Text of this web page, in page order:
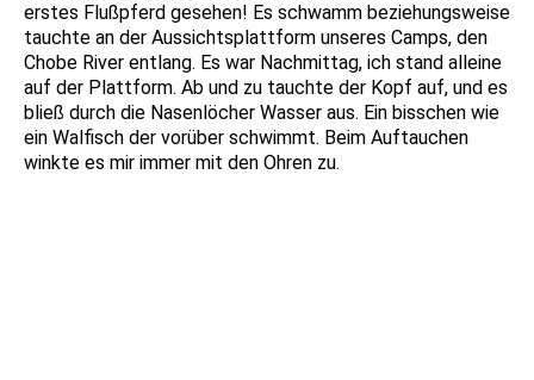
erstes Flußpferd gesehen! Es schwamm beziehungsweise
tauchte an der Aussichtsplattform unseres Camps, den
Chobe River entlang. Es war Nachmittag, ich stand alleine
auf der Plattform. Ab und zu tauchte der Kopf auf, und es
bließ durch die Nasenlöcher Wasser aus. Ein bisschen wie
ein Walfisch der vorüber schwimmt. Beim Auftauchen
winkte es mir immer mit den Ohren zu.